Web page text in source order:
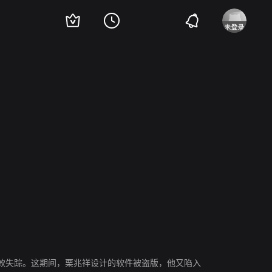
踪。这期间，栗兆祥设计的软件被盗版，他又陷入